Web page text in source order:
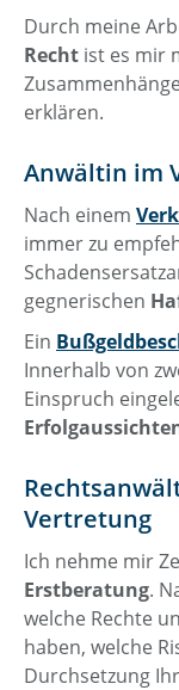
Durch meine
Recht ist es mir
erklären.
Anwältin im
Nach einem
immer zu
gegnerischen
Ein
Innerhalb von
Einspruch
Vertretung
Ich nehme mir
Erstberatung.
welche Rechte
haben, welche
Durchsetzung